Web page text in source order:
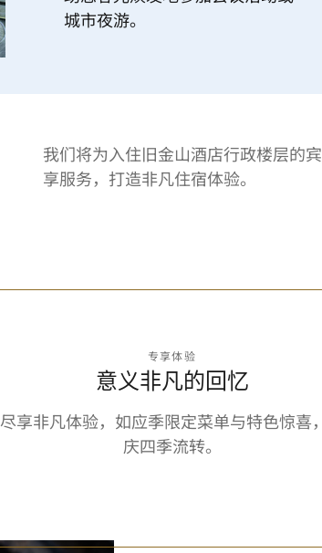
城市夜游。
我们将为入住旧金山酒店行政楼层的
享服务，打造非凡住宿体验。
专享体验
意义非凡的回忆
尽享非凡体验，如应季限定菜单与特色惊喜
庆四季流转。